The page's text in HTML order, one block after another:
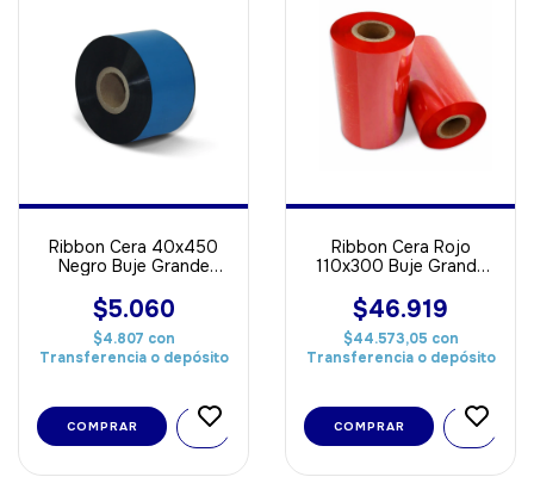
Ribbon Cera 40x450
Negro Buje Grande
$5.060
$4.807 con
Transferencia o depósito
COMPRAR
Ribbon Cera Rojo
110x300 Buje Grande
$46.919
$44.573,05 con
Transferencia o depósito
COMPRAR